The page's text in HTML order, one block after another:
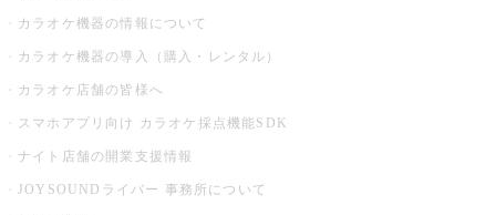
カラオケ機器の情報について
カラオケ機器の導入（購入・レンタル）
カラオケ店舗の皆様へ
スマホアプリ向け カラオケ採点機能SDK
ナイト店舗の開業支援情報
JOYSOUNDライバー 事務所について